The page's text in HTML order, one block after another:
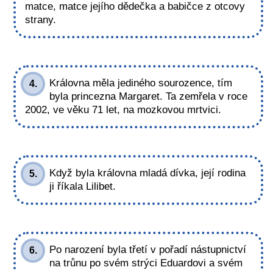
matce, matce jejího dědečka a babičce z otcovy
strany.
4.
Královna měla jediného sourozence, tím
byla princezna Margaret. Ta zemřela v roce
2002, ve věku 71 let, na mozkovou mrtvici.
5.
Když byla královna mladá dívka, její rodina
ji říkala Lilibet.
6.
Po narození byla třetí v pořadí nástupnictví
na trůnu po svém strýci Eduardovi a svém